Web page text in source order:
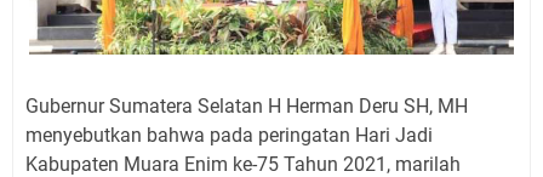
Gubernur Sumatera Selatan H Herman Deru SH, MH
menyebutkan bahwa pada peringatan Hari Jadi
Kabupaten Muara Enim ke-75 Tahun 2021, marilah